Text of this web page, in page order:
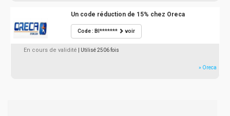
Un code réduction de 15% chez Oreca
Code : BI******* voir
En cours de validité | Utilisé 2506 fois
» Oreca